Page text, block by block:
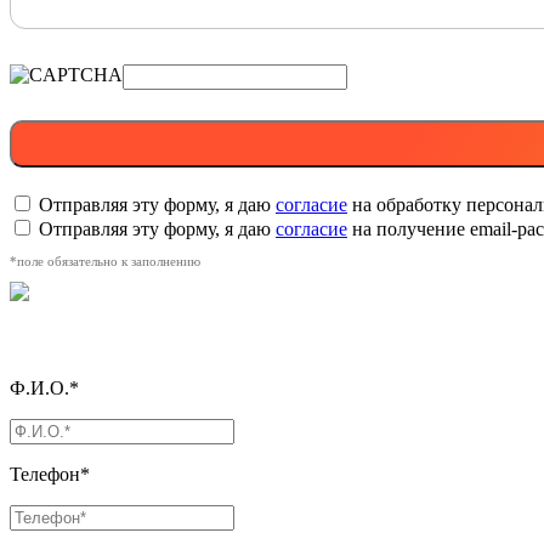
Отправляя эту форму, я даю согласие на обработку
Отправляя эту форму, я даю согласие на получение email-
*поле обязательно к заполнению
Ф.И.О.*
Телефон*